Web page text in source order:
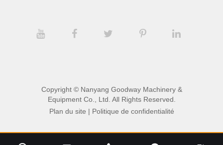
Copyright © Nanyang Goodway Machinery &
Equipment Co., Ltd. All Rights Reserved.
Plan du site | Politique de confidentialité